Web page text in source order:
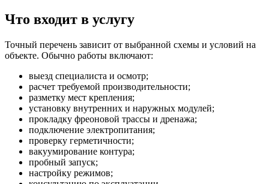
Что входит в услугу
Точный перечень зависит от выбранной схемы и условий на
объекте. Обычно работы включают:
выезд специалиста и осмотр;
расчет требуемой производительности;
разметку мест крепления;
установку внутренних и наружных модулей;
прокладку фреоновой трассы и дренажа;
подключение электропитания;
проверку герметичности;
вакуумирование контура;
пробный запуск;
настройку режимов;